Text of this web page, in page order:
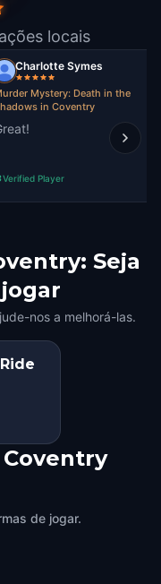
locais
Charlotte Symes
Mystery: Death in the
in Coventry
Verified Player
Seja
nos a melhorá-las.
STORY
de jogar.